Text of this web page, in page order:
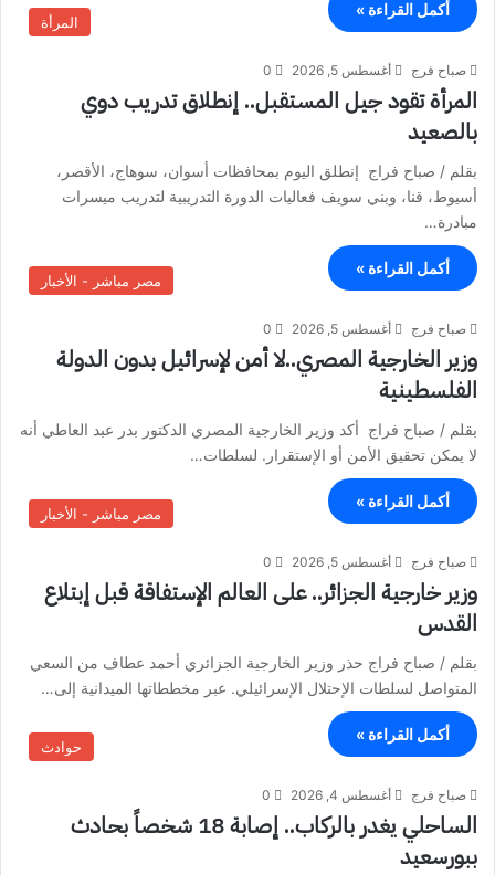
أكمل القراءة »
المرأة
صباح فرج أغسطس 5, 2026 0
المرأة تقود جيل المستقبل.. إنطلاق تدريب دوي
بالصعيد
بقلم / صباح فراج إنطلق اليوم بمحافظات أسوان، سوهاج، الأقصر،
أسيوط، قنا، وبني سويف فعاليات الدورة التدريبية لتدريب ميسرات
مبادرة…
أكمل القراءة »
مصر مباشر - الأخبار
صباح فرج أغسطس 5, 2026 0
وزير الخارجية المصري..لا أمن لإسرائيل بدون الدولة
الفلسطينية
بقلم / صباح فراج أكد وزير الخارجية المصري الدكتور بدر عبد العاطي أنه
لا يمكن تحقيق الأمن أو الإستقرار. لسلطات…
أكمل القراءة »
مصر مباشر - الأخبار
صباح فرج أغسطس 5, 2026 0
وزير خارجية الجزائر.. على العالم الإستفاقة قبل إبتلاع
القدس
بقلم / صباح فراج حذر وزير الخارجية الجزائري أحمد عطاف من السعي
المتواصل لسلطات الإحتلال الإسرائيلي. عبر مخططاتها الميدانية إلى…
أكمل القراءة »
حوادث
صباح فرج أغسطس 4, 2026 0
الساحلي يغدر بالركاب.. إصابة 18 شخصاً بحادث
ببورسعيد